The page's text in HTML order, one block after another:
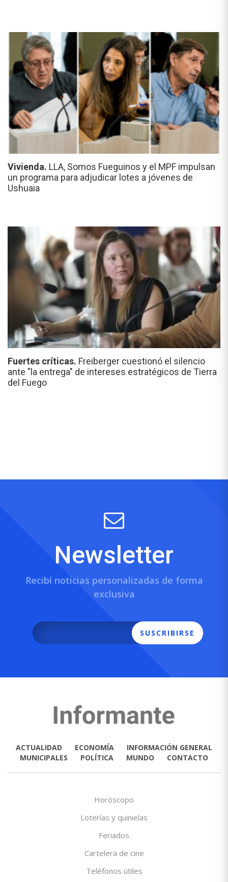
Vivienda. LLA, Somos Fueguinos y el MPF impulsan
un programa para adjudicar lotes a jóvenes de
Ushuaia
Fuertes críticas. Freiberger cuestionó el silencio
ante "la entrega" de intereses estratégicos de Tierra
del Fuego
Newsletter
Recibí noticias personalizadas de forma
exclusiva
SUSCRIBIRSE
ACTUALIDAD ECONOMÍA
INFORMACIÓN GENERAL
MUNICIPALES
POLÍTICA MUNDO CONTACTO
Horóscopo
Loterías y quinielas
Feriados
Cartelera de cine
Teléfonos útiles